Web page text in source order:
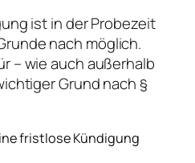
ist in der Probezeit
nach möglich.
– wie auch außerhalb
Grund nach §
fristlose Kündigung